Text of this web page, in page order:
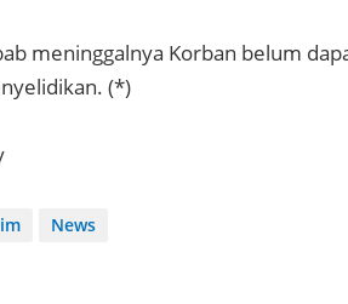
meninggalnya Korban belum
(*)
News